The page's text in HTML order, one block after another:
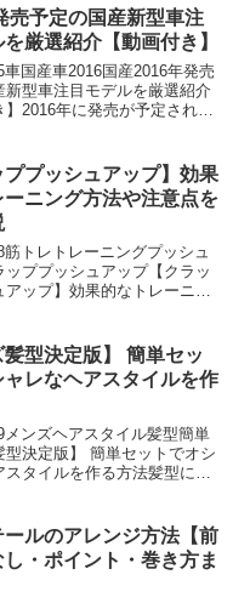
ろいます。食べログ百名店
い...
売予定の国産新型車注
を厳選紹介【動画付き】
車国産車2016国産2016年発売
新型車注目モデルを厳選紹介
】2016年に発売が予定されて
のフルモデルチェンジからマ
ププッシュアップ】効果
ーニング方法や注意点を
筋トレトレーニングプッシュ
ッププッシュアップ【クラッ
アップ】効果的なトレーニン
反して空中で手をたたくの
プッシ...
髪型決定版】 簡単セッ
ャレなヘアスタイルを作
メンズヘアスタイル髪型簡単
型決定版】 簡単セットでオシ
スタイルを作る方法髪型に悩
ってもオシャレなヘアスタイ
る...
ールのアレンジ方法【前
・ポイント・巻き方ま